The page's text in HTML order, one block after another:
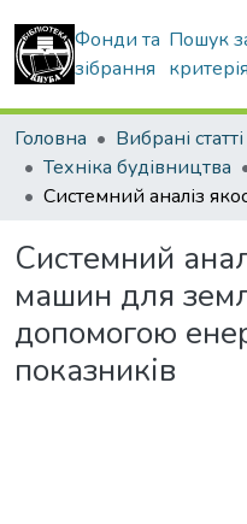
Фонди та
зібрання
Пошук
Головна
Техніка будівництва
Системний
машин для
допомогою
показників